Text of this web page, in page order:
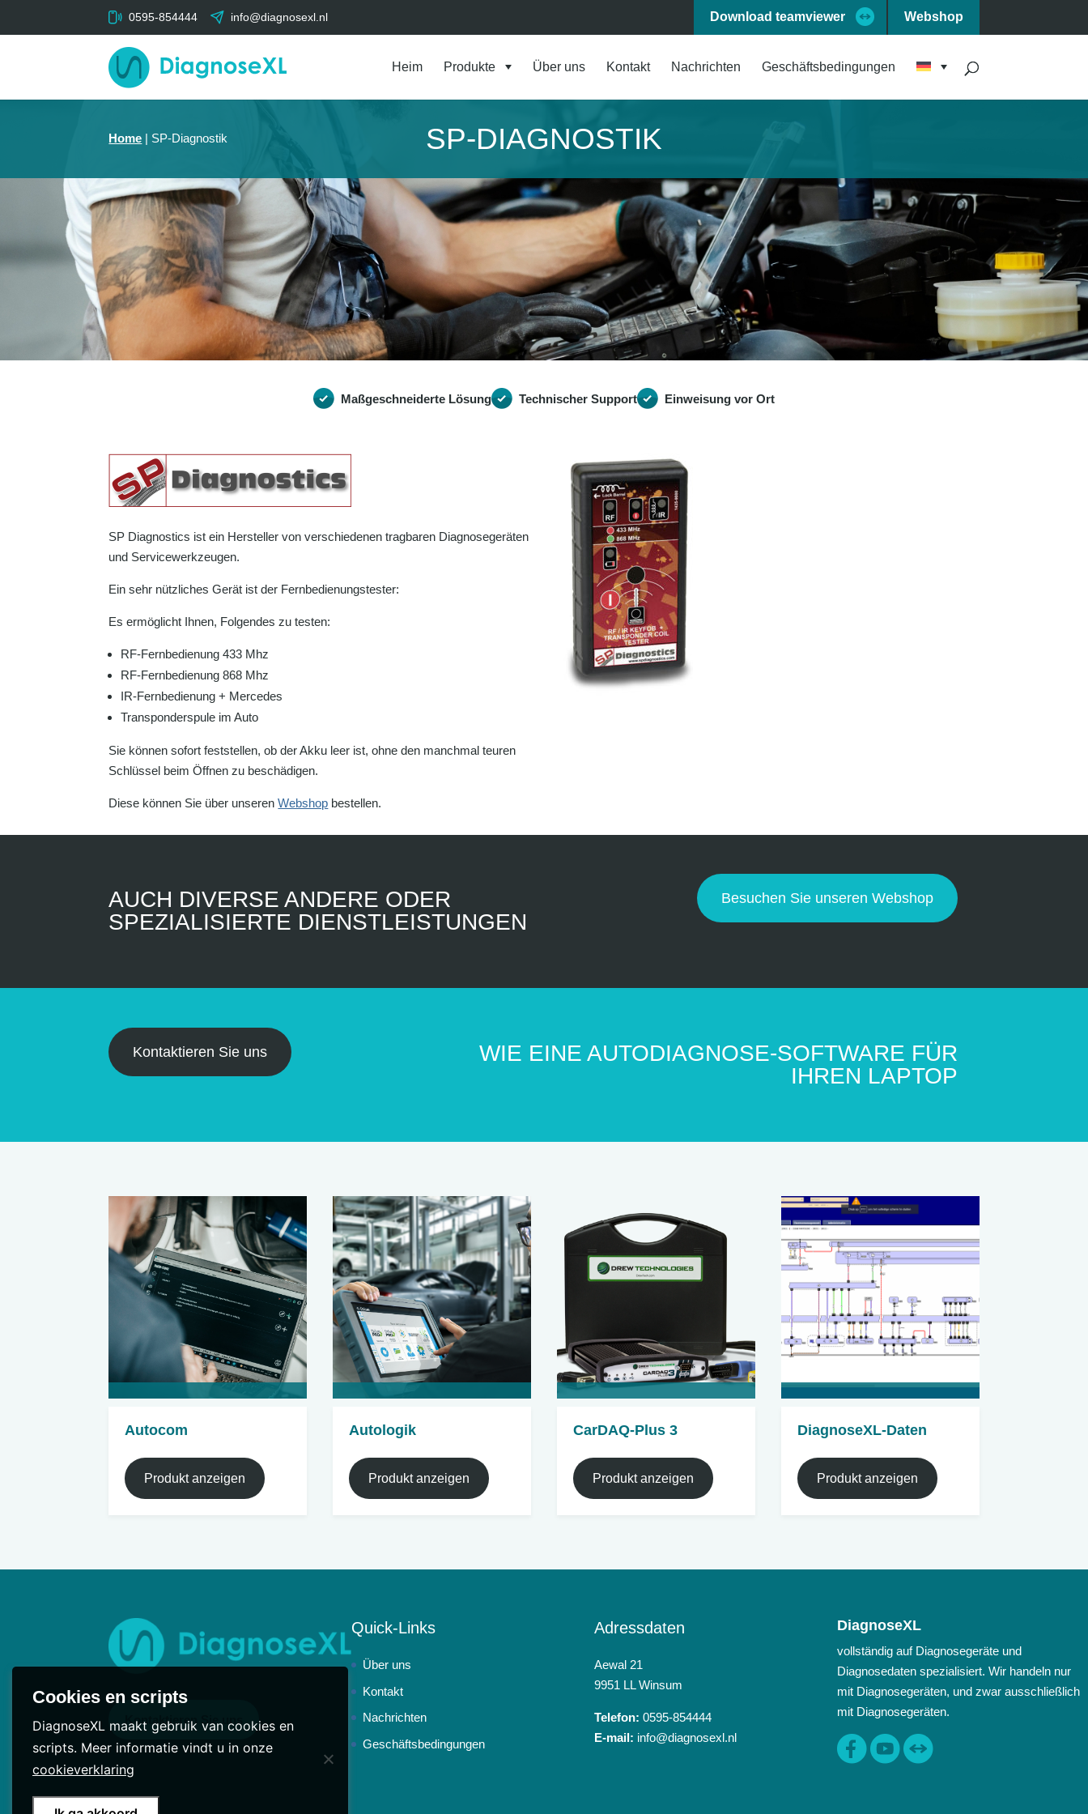
0595-854444 info@diagnosexl.nl Download teamviewer Webshop
Heim Produkte Über uns Kontakt Nachrichten Geschäftsbedingungen
SP-DIAGNOSTIK
Home | SP-Diagnostik
Maßgeschneiderte Lösung Technischer Support Einweisung vor Ort
SP Diagnostics ist ein Hersteller von verschiedenen tragbaren Diagnosegeräten
und Servicewerkzeugen.
Ein sehr nützliches Gerät ist der Fernbedienungstester:
Es ermöglicht Ihnen, Folgendes zu testen:
RF-Fernbedienung 433 Mhz
RF-Fernbedienung 868 Mhz
IR-Fernbedienung + Mercedes
Transponderspule im Auto
Sie können sofort feststellen, ob der Akku leer ist, ohne den manchmal teuren
Schlüssel beim Öffnen zu beschädigen.
Diese können Sie über unserenWebshop bestellen.
AUCH DIVERSE ANDERE ODER
SPEZIALISIERTE DIENSTLEISTUNGEN
Besuchen Sie unseren Webshop
Kontaktieren Sie uns
WIE EINE AUTODIAGNOSE-SOFTWARE FÜR
IHREN LAPTOP
Autocom
Produkt anzeigen
Autologik
Produkt anzeigen
CarDAQ-Plus 3
Produkt anzeigen
DiagnoseXL-Daten
Produkt anzeigen
Kontaktieren Sie uns
Quick-Links
Über uns
Kontakt
Nachrichten
Geschäftsbedingungen
Adressdaten
Aewal 21
9951 LL Winsum
Telefon: 0595-854444
E-mail: info@diagnosexl.nl
DiagnoseXL
vollständig auf Diagnosegeräte und
Diagnosedaten spezialisiert. Wir handeln nur
mit Diagnosegeräten, und zwar ausschließlich
mit Diagnosegeräten.
Cookies en scripts
DiagnoseXL maakt gebruik van cookies en
scripts. Meer informatie vindt u in onze
cookieverklaring